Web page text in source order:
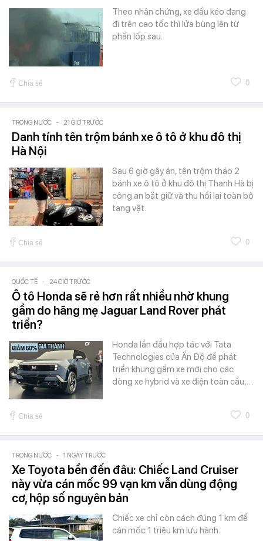
Theo nhân chứng, xe đầu kéo đang
đi trên cao tốc thì lửa bùng lên từ
phần lốp sau.
Chia sẻ 0
TRONG NƯỚC - 21 GIỜ TRƯỚC
Danh tính tên trộm bánh xe ô tô ở khu đô thị
Hà Nội
Sau 6 giờ gây án, tên trộm tháo 2
bánh xe ô tô ở khu đô thị Thanh Hà bị
công an bắt giữ và thu hồi lại toàn bộ
tang vật.
Chia sẻ 0
QUỐC TẾ - 24 GIỜ TRƯỚC
Ô tô Honda sẽ rẻ hơn rất nhiều nhờ khung
gầm do hãng mẹ Jaguar Land Rover phát
triển?
Honda lần đầu hợp tác với Tata
Technologies của Ấn Độ để phát
triển khung gầm xe mới cho các
dòng xe hybrid và xe điện toàn cầu,…
Chia sẻ 0
TRONG NƯỚC - 1 NGÀY TRƯỚC
Xe Toyota bền đến đâu: Chiếc Land Cruiser
này vừa cán mốc 99 vạn km vẫn dùng động
cơ, hộp số nguyên bản
Chiếc xe chỉ còn cách đúng 1 km để
cán mốc 1 triệu km lưu hành.